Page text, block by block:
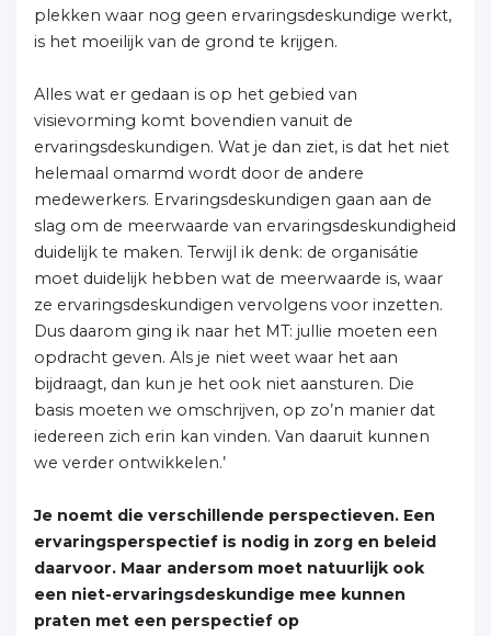
plekken waar nog geen ervaringsdeskundige werkt,
is het moeilijk van de grond te krijgen.
Alles wat er gedaan is op het gebied van
visievorming komt bovendien vanuit de
ervaringsdeskundigen. Wat je dan ziet, is dat het niet
helemaal omarmd wordt door de andere
medewerkers. Ervaringsdeskundigen gaan aan de
slag om de meerwaarde van ervaringsdeskundigheid
duidelijk te maken. Terwijl ik denk: de organisátie
moet duidelijk hebben wat de meerwaarde is, waar
ze ervaringsdeskundigen vervolgens voor inzetten.
Dus daarom ging ik naar het MT: jullie moeten een
opdracht geven. Als je niet weet waar het aan
bijdraagt, dan kun je het ook niet aansturen. Die
basis moeten we omschrijven, op zo’n manier dat
iedereen zich erin kan vinden. Van daaruit kunnen
we verder ontwikkelen.’
Je noemt die verschillende perspectieven. Een
ervaringsperspectief is nodig in zorg en beleid
daarvoor. Maar andersom moet natuurlijk ook
een niet-ervaringsdeskundige mee kunnen
praten met een perspectief op